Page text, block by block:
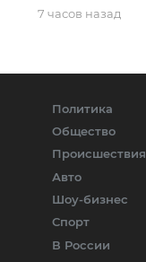
7 часов назад
Политика
Общество
Происшествия
Авто
Шоу-бизнес
Спорт
В России